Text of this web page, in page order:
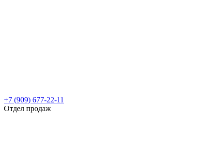
+7 (909) 677-22-11
Отдел продаж